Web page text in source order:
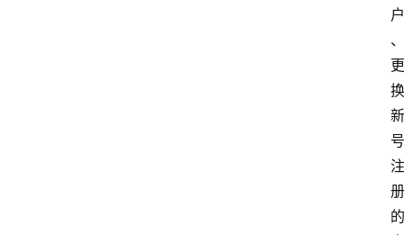
户
、
更
换
新
号
注
册
的